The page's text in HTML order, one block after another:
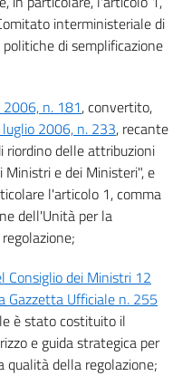
interministeriale di
di semplificazione
n. 181, convertito,
2006, n. 233, recante
riordino delle attribuzioni
Ministri e dei Ministeri", e
l'articolo 1, comma
dell'Unità per la
Consiglio dei Ministri 12
Gazzetta Ufficiale n. 255
è stato costituito il
e guida strategica per
qualità della regolazione;